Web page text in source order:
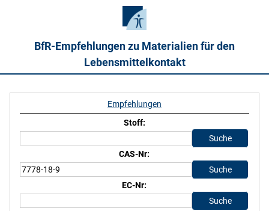
BfR-Empfehlungen zu Materialien für den
Lebensmittelkontakt
Empfehlungen
Stoff:
CAS-Nr:
EC-Nr: